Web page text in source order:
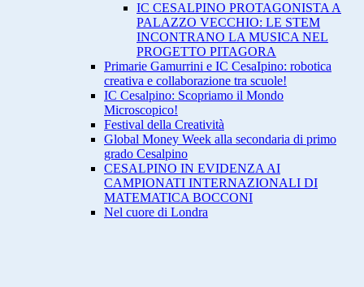
IC CESALPINO PROTAGONISTA A
PALAZZO VECCHIO: LE STEM
INCONTRANO LA MUSICA NEL
PROGETTO PITAGORA
Primarie Gamurrini e IC CesaIpino: robotica
creativa e collaborazione tra scuole!
IC Cesalpino: Scopriamo il Mondo
Microscopico!
Festival della Creatività
Global Money Week alla secondaria di primo
grado Cesalpino
CESALPINO IN EVIDENZA AI
CAMPIONATI INTERNAZIONALI DI
MATEMATICA BOCCONI
Nel cuore di Londra